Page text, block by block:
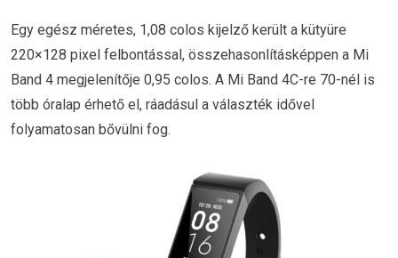
Egy egész méretes, 1,08 colos kijelző került a kütyüre
220×128 pixel felbontással, összehasonlításképpen a Mi
Band 4 megjelenítője 0,95 colos. A Mi Band 4C-re 70-nél is
több óralap érhető el, ráadásul a választék idővel
folyamatosan bővülni fog.